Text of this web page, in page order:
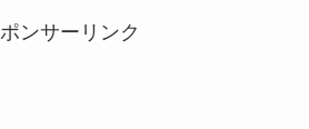
ンサーリンク